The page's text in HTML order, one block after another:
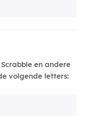
en andere
volgende letters: